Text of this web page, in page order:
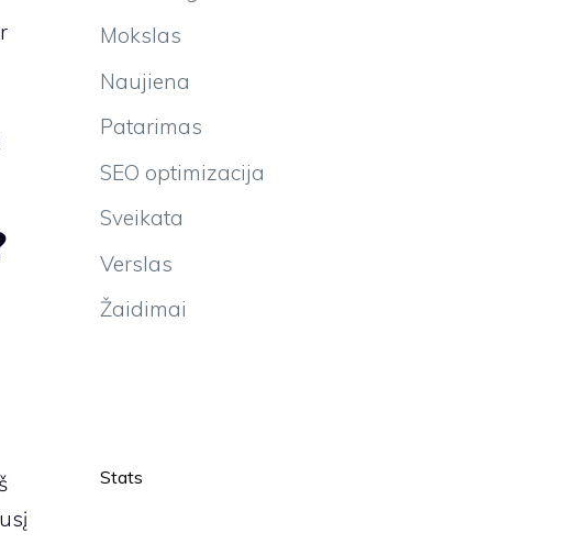
Mokslas
Naujiena
Patarimas
SEO optimizacija
Sveikata
Verslas
Žaidimai
Stats